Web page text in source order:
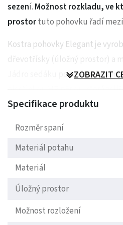
sezení. Možnost rozkladu, ve
prostortuto pohovku řadí
Kostra pohovky Elegant je
dřevotřísky (úložný prostor) a
Jádro sedáku pohovky Elegant
využití pohovky na spaní.
možno vyrobit v různých
Záda pohovky Elegant jsou
látky.
ZOBRAZIT
Specifikace produktu
Rozměr spaní
Materiál potahu
Materiál
Úložný prostor
Možnost rozložení